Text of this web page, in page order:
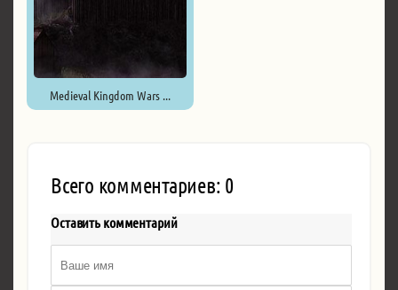
Medieval Kingdom Wars ...
Всего комментариев: 0
Оставить комментарий